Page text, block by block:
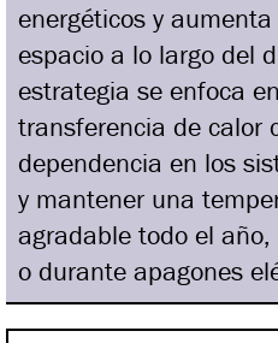
energéticos y
espacio a lo largo del
estrategia se enfoca
transferencia de calor
dependencia en los
y mantener una
agradable todo el
o durante apagones